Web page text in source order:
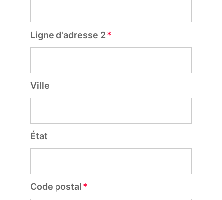
Ligne d'adresse 2
Ville
État
Code postal